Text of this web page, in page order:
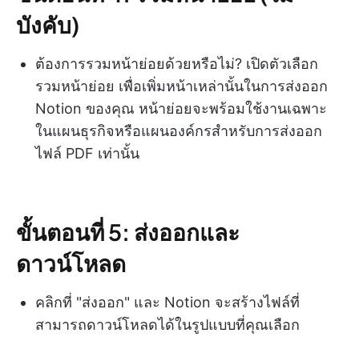
บังคับ)
ต้องการรวมหน้าย่อยด้วยหรือไม่? เปิดตัวเลือก
รวมหน้าย่อย เพื่อเพิ่มหน้าเหล่านั้นในการส่งออก
Notion ของคุณ หน้าย่อยจะพร้อมใช้งานเฉพาะ
ในแผนธุรกิจหรือแผนองค์กรสำหรับการส่งออก
ไฟล์ PDF เท่านั้น
ขั้นตอนที่ 5: ส่งออกและ
ดาวน์โหลด
คลิกที่ "ส่งออก" และ Notion จะสร้างไฟล์ที่
สามารถดาวน์โหลดได้ในรูปแบบที่คุณเลือก